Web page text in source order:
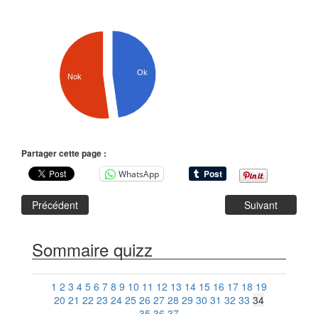
Ok
Nok
Partager cette page :
WhatsApp
Précédent Suivant
Sommaire quizz
1 2 3 4 5 6 7 8 9 10 11 12 13 14 15 16 17 18 19
20 21 22 23 24 25 26 27 28 29 30 31 32 33 34